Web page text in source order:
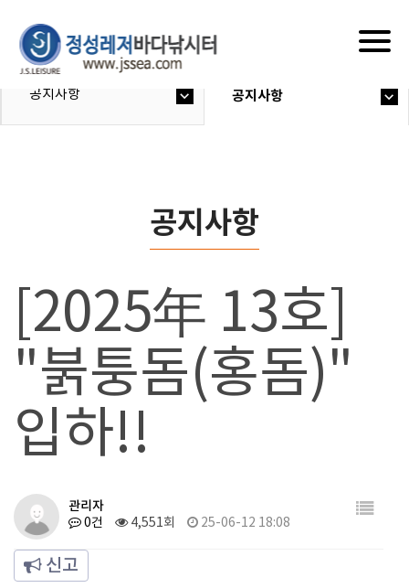
공지사항 공지사항
공지사항
[2025年 13호]
"붉퉁돔(홍돔)"
입하!!
관리자
0건 4,551회 25-06-12 18:08
신고